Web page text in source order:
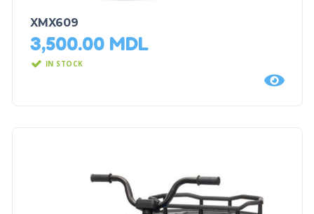
XMX609
3,500.00 MDL
IN STOCK